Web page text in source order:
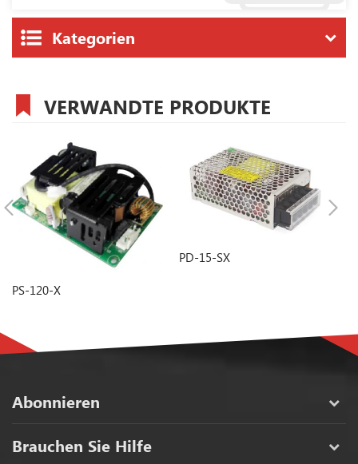
Kategorien
VERWANDTE PRODUKTE
PS-120-X
PD-15-SX
Abonnieren
Brauchen Sie Hilfe